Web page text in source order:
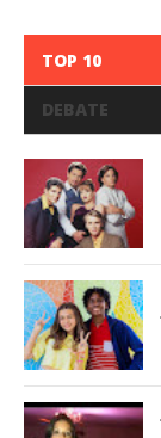
TOP 10
DEBATE